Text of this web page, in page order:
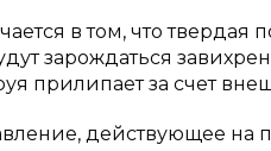
в том, что твердая
зарождаться
прилипает за счет
действующее